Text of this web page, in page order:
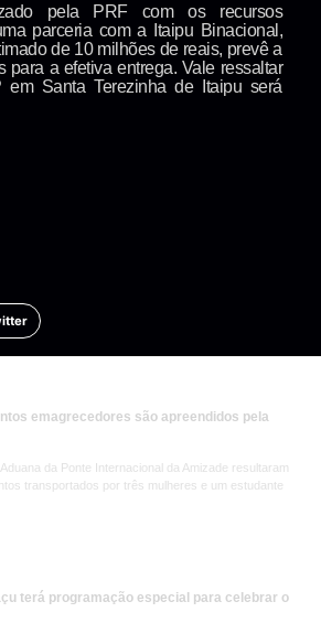
pela PRF com os recursos
parceria com a Itaipu Binacional,
de 10 milhões de reais, prevê a
para a efetiva entrega. Vale ressaltar
Santa Terezinha de Itaipu será
emagrecedores são apreendidos pela
da Ponte Internacional da Amizade resultaram
transportados por três mulheres e um estudante
terá programação especial para celebrar o